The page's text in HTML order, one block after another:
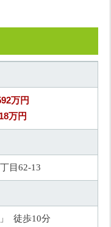
万円
18万円
目62-13
徒歩10分